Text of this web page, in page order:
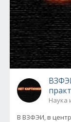
Наука
В ВЗФЭИ, в